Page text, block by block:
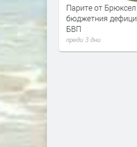
Парите от
бюджетния
БВП
преди 3 дни